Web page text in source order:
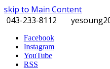
skip to Main Content
043-233-8112
Facebook
Instagram
YouTube
RSS